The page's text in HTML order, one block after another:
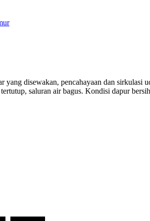
yang disewakan, pencahayaan dan
saluran air bagus. Kondisi dapur